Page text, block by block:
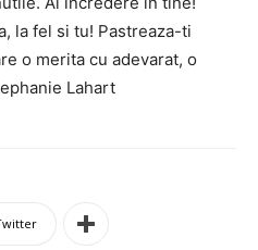
la fel si tu! Pastreaza-ti
o merita cu adevarat, o
Lahart